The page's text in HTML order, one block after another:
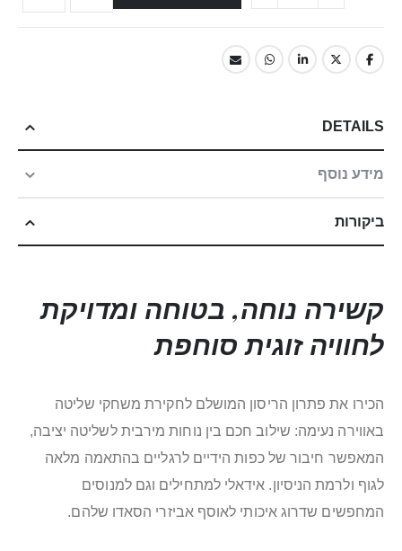
DETAILS
מידע נוסף
ביקורות
קשירה נוחה, בטוחה ומדויקת
לחוויה זוגית סוחפת
הכירו את פתרון הריסון המושלם לחקירת משחקי שליטה
באווירה נעימה: שילוב חכם בין נוחות מירבית לשליטה יציבה,
המאפשר חיבור של כפות הידיים לרגליים בהתאמה מלאה
לגוף ולרמת הניסיון. אידאלי למתחילים וגם למנוסים
המחפשים שדרוג איכותי לאוסף אביזרי הסאדו שלהם.